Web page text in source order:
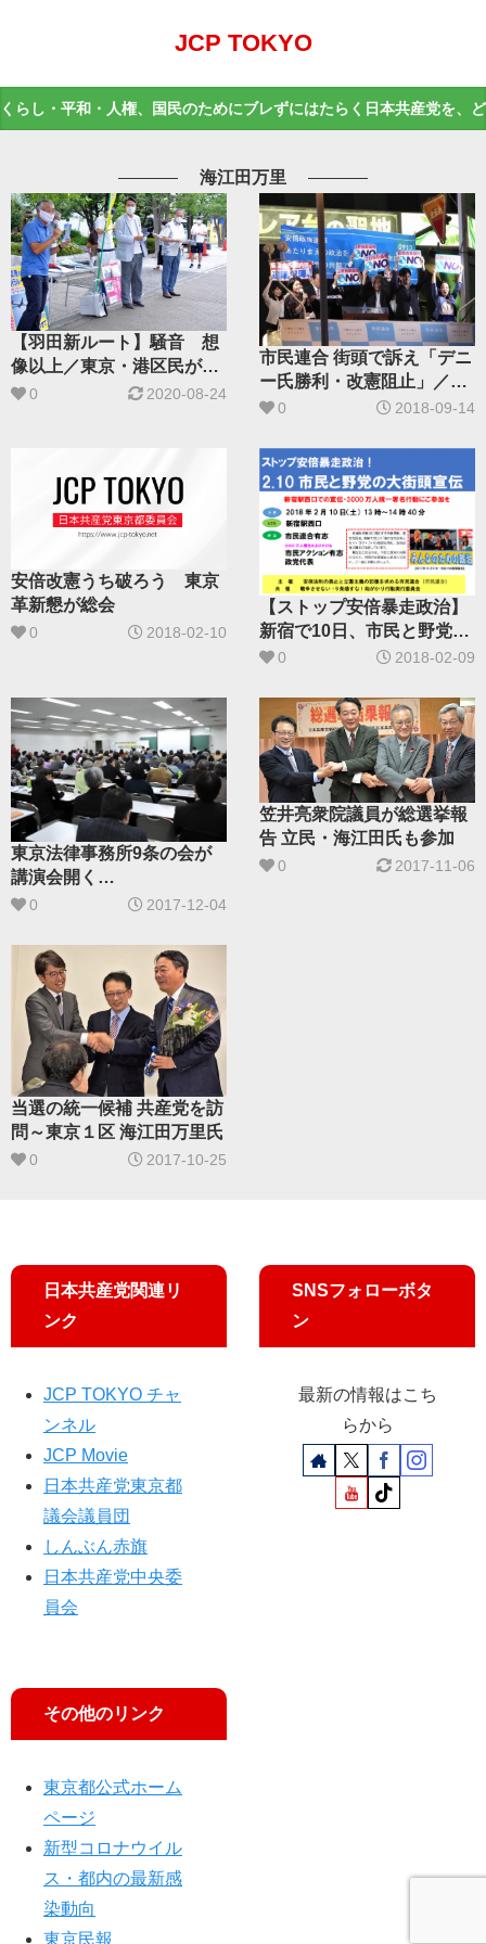
JCP TOKYO
くらし・平和・人権、国民のためにブレずにはたらく日本共産党を、
海江田万里
【羽田新ルート】騒音 想
像以上／東京・港区民が中
止訴え
0 2020-08-24
市民連合 街頭で訴え「デニ
ー氏勝利・改憲阻止」／吉
良よし子参院議員スピーチ
0 2018-09-14
安倍改憲うち破ろう 東京
革新懇が総会
0 2018-02-10
【ストップ安倍暴走政治】
新宿で10日、市民と野党の
大街頭宣伝
0 2018-02-09
東京法律事務所9条の会が
講演会開く
山添拓参院議員、海江田万
0 2017-12-04
笠井亮衆院議員が総選挙報
告 立民・海江田氏も参加
0 2017-11-06
当選の統一候補 共産党を訪
問～東京１区 海江田万里氏
0 2017-10-25
日本共産党関連リ
ンク
JCP TOKYO チャ
ンネル
JCP Movie
日本共産党東京都
議会議員団
しんぶん赤旗
日本共産党中央委
員会
その他のリンク
東京都公式ホーム
ページ
新型コロナウイル
ス・都内の最新感
染動向
東京民報
SNSフォローボタ
ン
最新の情報はこち
らから